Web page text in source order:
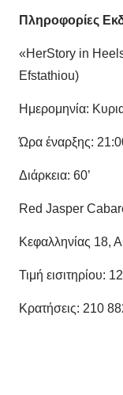
Πληροφορίες
«HerStory in
Efstathiou)
Ημερομηνία:
Ώρα έναρξης:
Διάρκεια: 60’
Red Jasper
Κεφαλληνίας 18,
Τιμή εισιτηρίου:
Κρατήσεις: 210